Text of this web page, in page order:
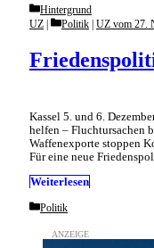
Categories
Hintergrund
UZ Categories
Politik | UZ vom 27.
Kassel 5. und 6.
helfen – Flucht­ursachen
Waffenexporte stoppen
Für eine neue
Weiterlesen
Categories
Politik